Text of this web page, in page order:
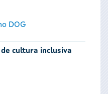
DOG
de cultura inclusiva